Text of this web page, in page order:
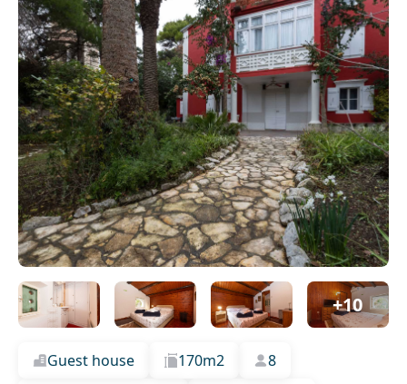
+10
Guest house 170m2
8